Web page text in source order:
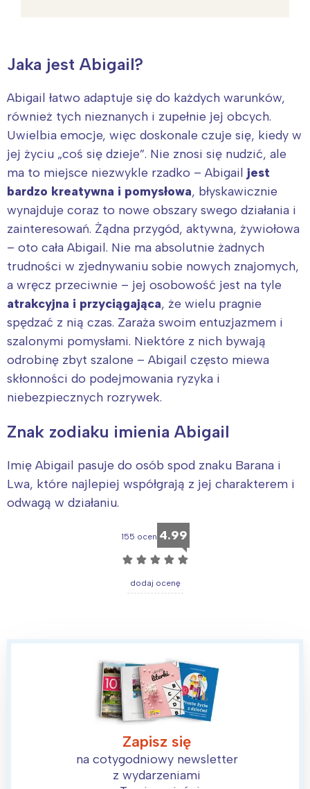
Jaka jest Abigail?
Abigail łatwo adaptuje się do każdych warunków,
również tych nieznanych i zupełnie jej obcych.
Uwielbia emocje, więc doskonale czuje się, kiedy w
jej życiu „coś się dzieje”. Nie znosi się nudzić, ale
ma to miejsce niezwykle rzadko – Abigail jest
bardzo kreatywna i pomysłowa, błyskawicznie
wynajduje coraz to nowe obszary swego działania i
zainteresowań. Żądna przygód, aktywna, żywiołowa
– oto cała Abigail. Nie ma absolutnie żadnych
trudności w zjednywaniu sobie nowych znajomych,
a wręcz przeciwnie – jej osobowość jest na tyle
atrakcyjna i przyciągająca, że wielu pragnie
spędzać z nią czas. Zaraża swoim entuzjazmem i
szalonymi pomysłami. Niektóre z nich bywają
odrobinę zbyt szalone – Abigail często miewa
skłonności do podejmowania ryzyka i
niebezpiecznych rozrywek.
Znak zodiaku imienia Abigail
Imię Abigail pasuje do osób spod znaku Barana i
Lwa, które najlepiej współgrają z jej charakterem i
odwagą w działaniu.
155 ocen 4.99
☆ ☆ ☆ ☆ ☆
dodaj ocenę
Zapisz się
na cotygodniowy newsletter
z wydarzeniami
Interesują mnie wydarzenia z
tego regionu: